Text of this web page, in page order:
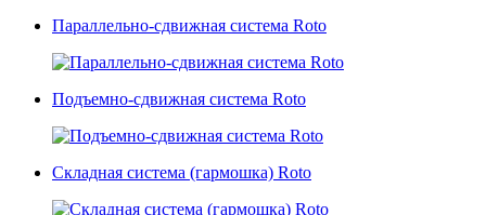
Параллельно-сдвижная cистема Roto
Подъемно-сдвижная система Roto
Складная cистема (гармошка) Roto